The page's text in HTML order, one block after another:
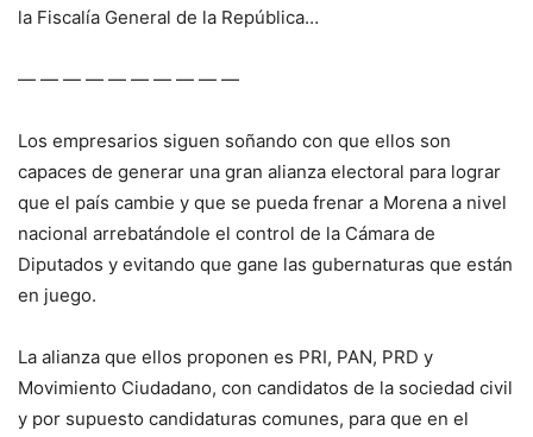
la Fiscalía General de la República…
— — — — — — — — — —
Los empresarios siguen soñando con que ellos son
capaces de generar una gran alianza electoral para lograr
que el país cambie y que se pueda frenar a Morena a nivel
nacional arrebatándole el control de la Cámara de
Diputados y evitando que gane las gubernaturas que están
en juego.
La alianza que ellos proponen es PRI, PAN, PRD y
Movimiento Ciudadano, con candidatos de la sociedad civil
y por supuesto candidaturas comunes, para que en el